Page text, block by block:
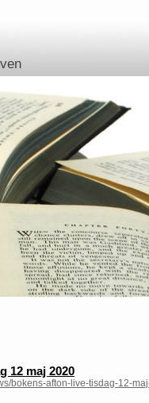
12 maj 2020
bokens-afton-live-tisdag-12-